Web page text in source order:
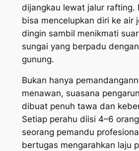
dijangkau lewat jalur rafting.
bisa mencelupkan diri ke air
dingin sambil menikmati
sungai yang berpadu
gunung.
Bukan hanya
menawan, suasana
dibuat penuh tawa dan
Setiap perahu diisi 4–6
seorang pemandu
bertugas mengarahkan laju